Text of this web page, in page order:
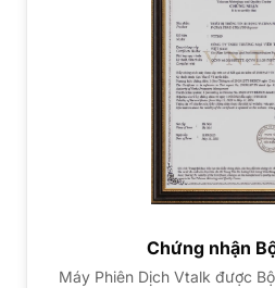
Chứng nhận
Máy Phiên Dịch Vtalk được